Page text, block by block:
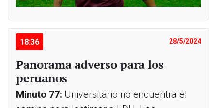
18:36 28/5/2024
Panorama adverso para los
peruanos
Minuto 77: Universitario no encuentra el